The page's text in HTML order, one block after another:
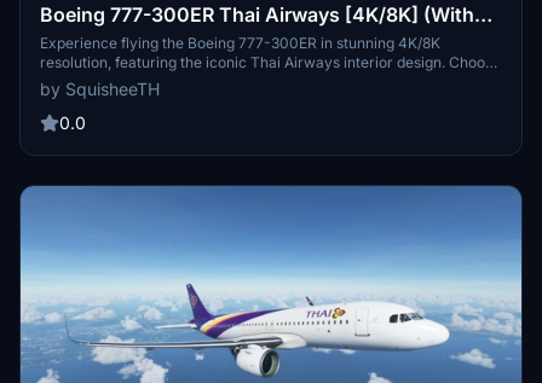
Boeing 777-300ER Thai Airways [4K/8K] (With
Interior)
Experience flying the Boeing 777-300ER in stunning 4K/8K
resolution, featuring the iconic Thai Airways interior design. Choose
from high-quality texture options to enhance your flight simulation
experience.
by SquisheeTH
0.0